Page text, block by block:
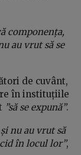
componența,
au vrut să se
de cuvânt,
în instituțiile
”să se expună”.
nu au vrut să
în locul lor”,